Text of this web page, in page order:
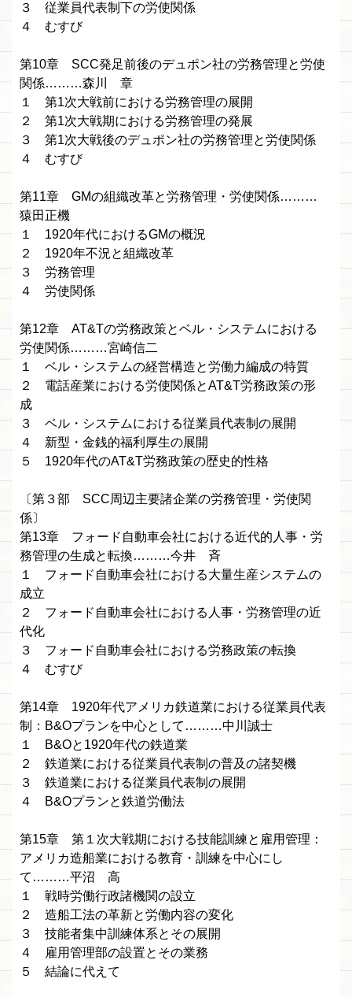
３ 従業員代表制下の労使関係
４ むすび
第10章 SCC発足前後のデュポン社の労務管理と労使
関係………森川 章
１ 第1次大戦前における労務管理の展開
２ 第1次大戦期における労務管理の発展
３ 第1次大戦後のデュポン社の労務管理と労使関係
４ むすび
第11章 GMの組織改革と労務管理・労使関係………
猿田正機
１ 1920年代におけるGMの概況
２ 1920年不況と組織改革
３ 労務管理
４ 労使関係
第12章 AT&Tの労務政策とベル・システムにおける
労使関係………宮崎信二
１ ベル・システムの経営構造と労働力編成の特質
２ 電話産業における労使関係とAT&T労務政策の形
成
３ ベル・システムにおける従業員代表制の展開
４ 新型・金銭的福利厚生の展開
５ 1920年代のAT&T労務政策の歴史的性格
〔第３部 SCC周辺主要諸企業の労務管理・労使関
係〕
第13章 フォード自動車会社における近代的人事・労
務管理の生成と転換………今井 斉
１ フォード自動車会社における大量生産システムの
成立
２ フォード自動車会社における人事・労務管理の近
代化
３ フォード自動車会社における労務政策の転換
４ むすび
第14章 1920年代アメリカ鉄道業における従業員代表
制：B&Oプランを中心として………中川誠士
１ B&Oと1920年代の鉄道業
２ 鉄道業における従業員代表制の普及の諸契機
３ 鉄道業における従業員代表制の展開
４ B&Oプランと鉄道労働法
第15章 第１次大戦期における技能訓練と雇用管理：
アメリカ造船業における教育・訓練を中心にし
て………平沼 高
１ 戦時労働行政諸機関の設立
２ 造船工法の革新と労働内容の変化
３ 技能者集中訓練体系とその展開
４ 雇用管理部の設置とその業務
５ 結論に代えて